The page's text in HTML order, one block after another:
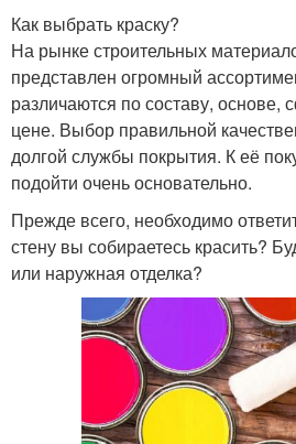
Как выбрать краску?
На рынке строительных
представлен огромный
различаются по составу, основе,
цене. Выбор правильной
долгой службы покрытия. К её
подойти очень основательно.
Прежде всего, необходимо
стену вы собираетесь красить?
или наружная отделка?